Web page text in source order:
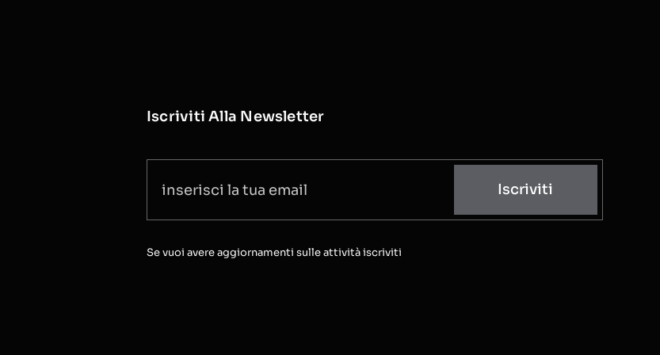
Iscriviti Alla Newsletter
Iscriviti
Se vuoi avere aggiornamenti sulle attività iscriviti